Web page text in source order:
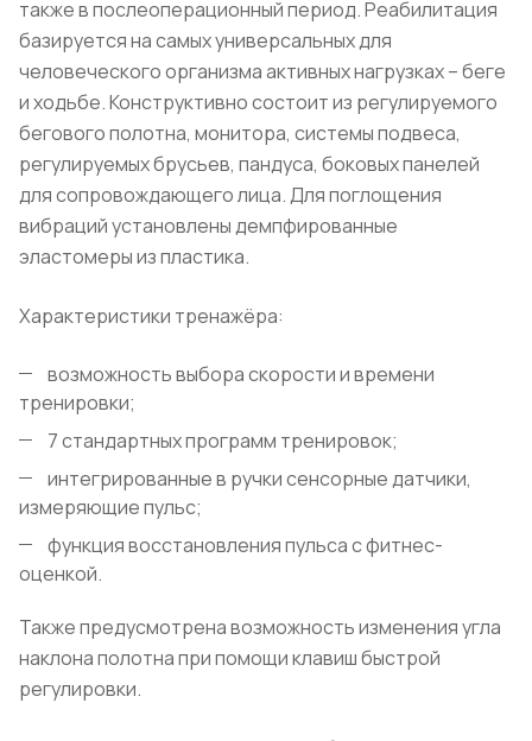
также в послеоперационный период. Реабилитация
базируется на самых универсальных для
человеческого организма активных нагрузках – беге
и ходьбе. Конструктивно состоит из регулируемого
бегового полотна, монитора, системы подвеса,
регулируемых брусьев, пандуса, боковых панелей
для сопровождающего лица. Для поглощения
вибраций установлены демпфированные
эластомеры из пластика.
Характеристики тренажёра:
возможность выбора скорости и времени
тренировки;
7 стандартных программ тренировок;
интегрированные в ручки сенсорные датчики,
измеряющие пульс;
функция восстановления пульса с фитнес-
оценкой.
Также предусмотрена возможность изменения угла
наклона полотна при помощи клавиш быстрой
регулировки.